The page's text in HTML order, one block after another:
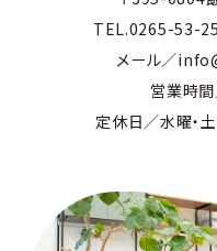
TEL.0265-53-
メール／
営業時間
定休日／水曜・土